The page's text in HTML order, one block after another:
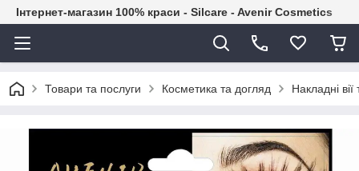
Інтернет-магазин 100% краси - Silcare - Avenir Cosmetics
Товари та послуги Косметика та догляд Накладні